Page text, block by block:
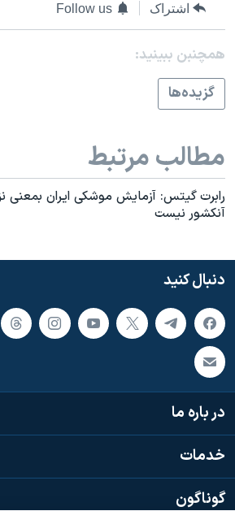
اشتراک Follow us
همچنبن ببینید:
گزيده‌ها
مطالب مرتبط
رابرت گیتس: آزمايش موشکی ايران بمعنی
آنکشور نيست
دنبال کنید
در باره ما
خدمات
گوناگون